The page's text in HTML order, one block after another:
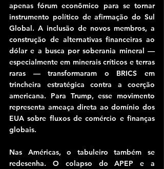
apenas fórum econômico para se tornar
instrumento político de afirmação do Sul
Global. A inclusão de novos membros, a
construção de alternativas financeiras ao
dólar e a busca por soberania mineral —
especialmente em minerais críticos e terras
raras — transformaram o BRICS em
trincheira estratégica contra a coerção
americana. Para Trump, esse movimento
representa ameaça direta ao domínio dos
EUA sobre fluxos de comércio e finanças
globais.
Nas Américas, o tabuleiro também se
redesenha. O colapso do APEP e a